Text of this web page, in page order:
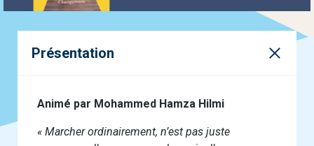
Présentation
Animé par Mohammed Hamza Hilmi
« Marcher ordinairement, n’est pas juste